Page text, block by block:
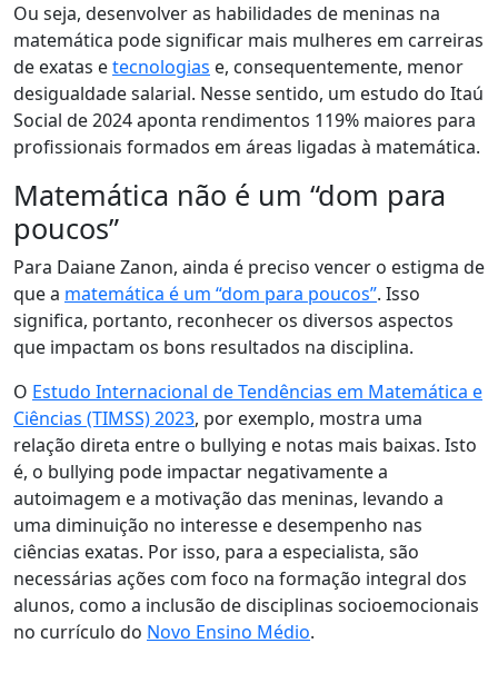
Ou seja, desenvolver as habilidades de meninas na
matemática pode significar mais mulheres em carreiras
de exatas etecnologias e, consequentemente, menor
desigualdade salarial. Nesse sentido, um estudo do Itaú
Social de 2024 aponta rendimentos 119% maiores para
profissionais formados em áreas ligadas à matemática.
Matemática não é um “dom para
poucos”
Para Daiane Zanon, ainda é preciso vencer o estigma de
que a matemática é um “dom para poucos”. Isso
significa, portanto, reconhecer os diversos aspectos
que impactam os bons resultados na disciplina.
O Estudo Internacional de Tendências em Matemática e
Ciências (TIMSS) 2023, por exemplo, mostra uma
relação direta entre o bullying e notas mais baixas. Isto
é, o bullying pode impactar negativamente a
autoimagem e a motivação das meninas, levando a
uma diminuição no interesse e desempenho nas
ciências exatas. Por isso, para a especialista, são
necessárias ações com foco na formação integral dos
alunos, como a inclusão de disciplinas socioemocionais
no currículo do Novo Ensino Médio.